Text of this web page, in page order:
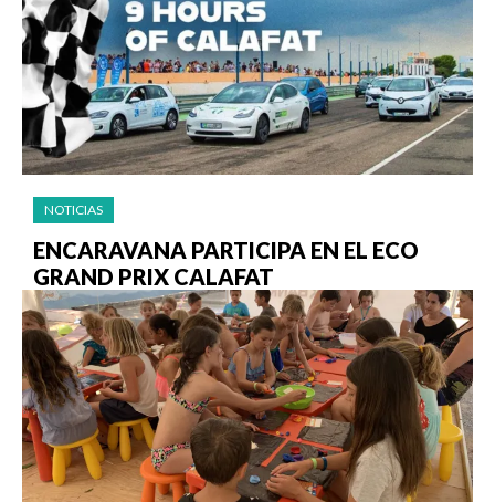
NOTICIAS
ENCARAVANA PARTICIPA EN EL ECO
GRAND PRIX CALAFAT